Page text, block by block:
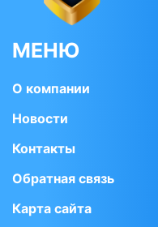
МЕНЮ
О компании
Новости
Контакты
Обратная связь
Карта сайта